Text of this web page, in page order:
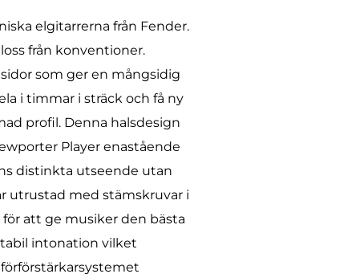
elgitarrerna från Fender.
från konventioner.
som ger en mångsidig
i timmar i sträck och få ny
profil. Denna halsdesign
Player enastående
distinkta utseende utan
utrustad med stämskruvar i
att ge musiker den bästa
intonation vilket